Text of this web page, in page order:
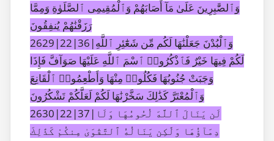
وَٱلصَّٰبِرِينَ عَلَىٰ مَآ أَصَابَهُمْ وَٱلْمُقِيمِى ٱلصَّلَوٰةِ وَمِمَّا
رَزَقْنَٰهُمْ يُنفِقُونَ
2629|22|36|وَٱلْبُدْنَ جَعَلْنَٰهَا لَكُم مِّن شَعَٰٓئِرِ ٱللَّهِ
لَكُمْ فِيهَا خَيْرٌ فَٱذْكُرُوا۟ ٱسْمَ ٱللَّهِ عَلَيْهَا صَوَآفَّ فَإِذَا
وَجَبَتْ جُنُوبُهَا فَكُلُوا۟ مِنْهَا وَأَطْعِمُوا۟ ٱلْقَانِعَ
وَٱلْمُعْتَرَّ كَذَٰلِكَ سَخَّرْنَٰهَا لَكُمْ لَعَلَّكُمْ تَشْكُرُونَ
2630|22|37|لَن يَنَالَ ٱللَّهَ لُحُومُهَا وَلَا
دِمَآؤُهَا وَلَٰكِن يَنَالُهُ ٱلتَّقْوَىٰ مِنكُمْ كَذَٰلِكَ